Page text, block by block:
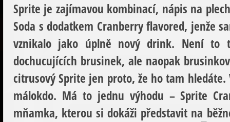
Sprite je zajímavou kombinací, nápis na
Soda s dodatkem Cranberry flavored, jenže
vznikalo jako úplně nový drink. Není to
dochucujících brusinek, ale naopak
citrusový Sprite jen proto, že ho tam
málokdo. Má to jednu výhodu – Sprite
mňamka, kterou si dokáži představit na